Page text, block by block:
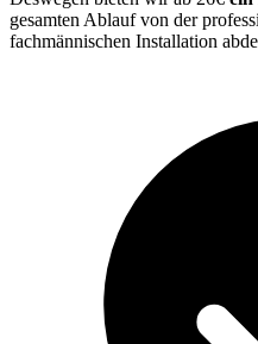
gesamten Ablauf von der
fachmännischen Installation